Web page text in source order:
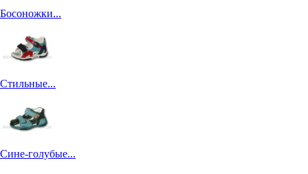
Босоножки...
Стильные...
Сине-голубые...